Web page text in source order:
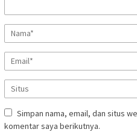
Simpan nama, email, dan situs
komentar saya berikutnya.